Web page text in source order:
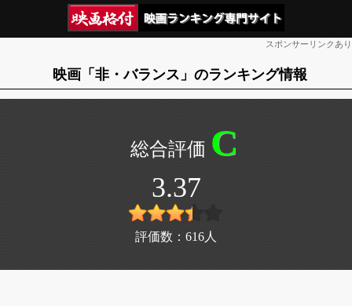
スポンサーリンクあり
映画「非・バランス」のランキング情報
C
3.37
評価数： 616 人